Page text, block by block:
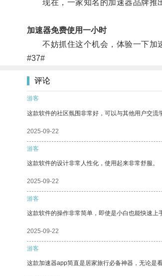
现在，一家知名的加速器品牌推出
加速器免费使用一小时
不妨抓住这个机会，体验一下加速
#37#
评论
游客
这款软件的社区氛围非常好，可以与其他用户交流
2025-09-22
游客
这款软件的设计非常人性化，使用起来非常舒服。
2025-09-22
游客
这款软件的操作非常简单，即使是小白也能快速上
2025-09-22
游客
这款加速器app简直是居家旅行必备神器，无论是